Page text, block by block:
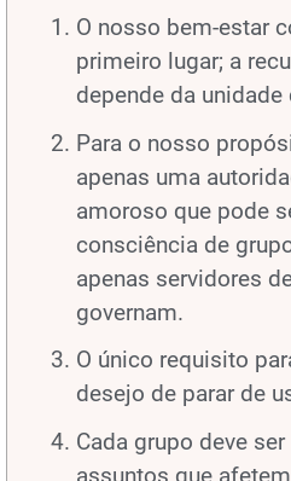
O nosso bem-estar
primeiro lugar; a
depende da unidade
Para o nosso
apenas uma
amoroso que pode
consciência de
apenas servidores
governam.
O único requisito
desejo de parar de
Cada grupo deve
assuntos que